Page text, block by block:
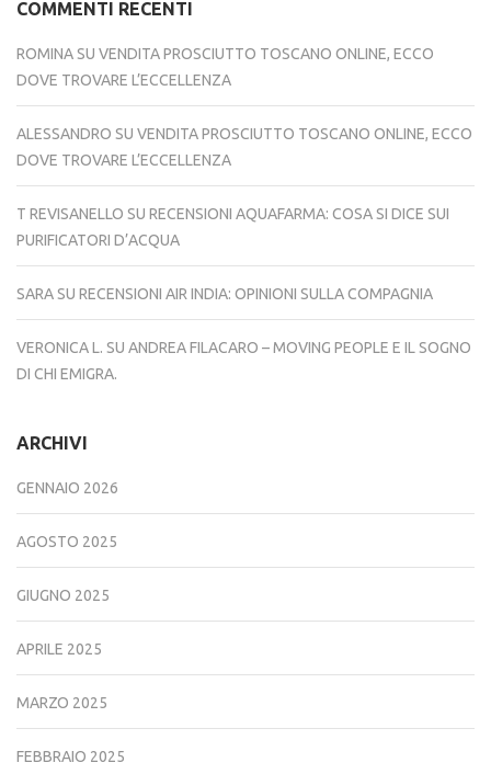
COMMENTI RECENTI
ROMINA SU VENDITA PROSCIUTTO TOSCANO ONLINE, ECCO
DOVE TROVARE L’ECCELLENZA
ALESSANDRO SU VENDITA PROSCIUTTO TOSCANO ONLINE, ECCO
DOVE TROVARE L’ECCELLENZA
T REVISANELLO SU RECENSIONI AQUAFARMA: COSA SI DICE SUI
PURIFICATORI D’ACQUA
SARA SU RECENSIONI AIR INDIA: OPINIONI SULLA COMPAGNIA
VERONICA L. SU ANDREA FILACARO – MOVING PEOPLE E IL SOGNO
DI CHI EMIGRA.
ARCHIVI
GENNAIO 2026
AGOSTO 2025
GIUGNO 2025
APRILE 2025
MARZO 2025
FEBBRAIO 2025